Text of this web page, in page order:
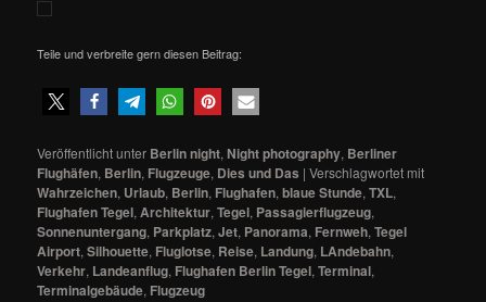
Teile und verbreite gern diesen Beitrag:
Veröffentlicht unter Berlin night, Night photography, Berliner
Flughäfen, Berlin, Flugzeuge, Dies und Das |Verschlagwortet mit
Wahrzeichen, Urlaub, Berlin, Flughafen,blaue Stunde,TXL,
Flughafen Tegel, Architektur,Tegel, Passagierflugzeug,
Sonnenuntergang, Parkplatz,Jet, Panorama, Fernweh,Tegel
Airport,Silhouette, Fluglotse, Reise, Landung, LAndebahn,
Verkehr, Landeanflug, Flughafen Berlin Tegel,Terminal,
Terminalgebäude, Flugzeug